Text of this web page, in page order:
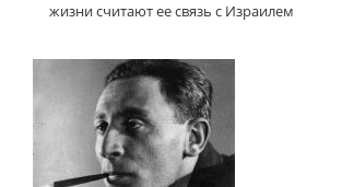
жизни считают ее связь с Израилем